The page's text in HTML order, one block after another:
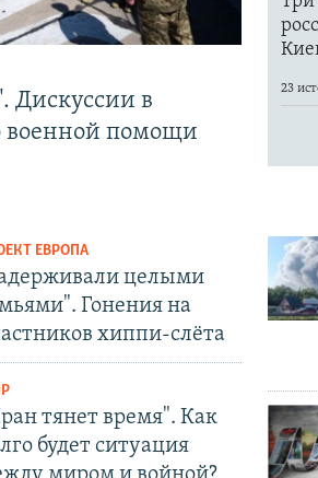
Дискуссии в
военной помощи
ЕВРОПА
целыми
Гонения на
хиппи-слёта
тянет время". Как
будет ситуация